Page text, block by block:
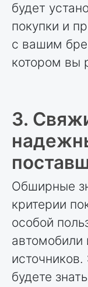
будет
покупки и
с вашим
котором вы
3.
Обширные
критерии
особой
автомобили
будете